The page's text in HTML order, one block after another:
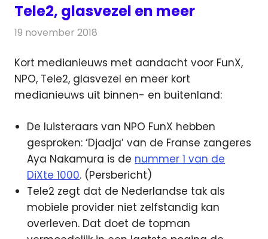
Tele2, glasvezel en meer
19 november 2018
Kort medianieuws met aandacht voor FunX,
NPO, Tele2, glasvezel en meer kort
medianieuws uit binnen- en buitenland:
De luisteraars van NPO FunX hebben
gesproken: ‘Djadja’ van de Franse zangeres
Aya Nakamura is de nummer 1 van de
DiXte 1000. (Persbericht)
Tele2 zegt dat de Nederlandse tak als
mobiele provider niet zelfstandig kan
overleven. Dat doet de topman